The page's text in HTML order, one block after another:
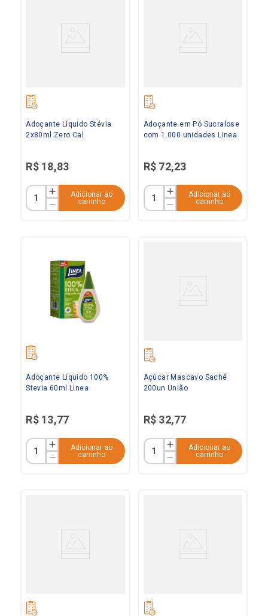
Adoçante Líquido Stévia
2x80ml Zero Cal
R$ 18,83
Adicionar ao
carrinho
Adoçante em Pó Sucralose
com 1.000 unidades Linea
R$ 72,23
Adicionar ao
carrinho
Adoçante Líquido 100%
Stevia 60ml Linea
R$ 13,77
Adicionar ao
carrinho
Açúcar Mascavo Sachê
200un União
R$ 32,77
Adicionar ao
carrinho